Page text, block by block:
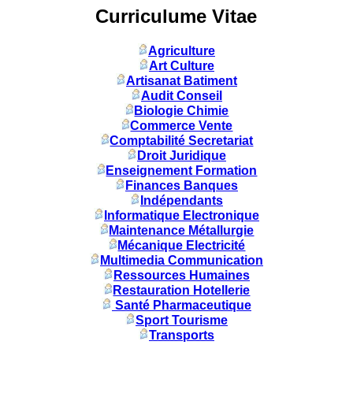
Curriculume Vitae
Agriculture
Art Culture
Artisanat Batiment
Audit Conseil
Biologie Chimie
Commerce Vente
Comptabilité Secretariat
Droit Juridique
Enseignement Formation
Finances Banques
Indépendants
Informatique Electronique
Maintenance Métallurgie
Mécanique Electricité
Multimedia Communication
Ressources Humaines
Restauration Hotellerie
Santé Pharmaceutique
Sport Tourisme
Transports